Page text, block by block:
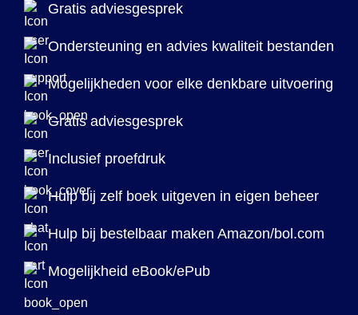
Gratis adviesgesprek
Ondersteuning en advies kwaliteit bestanden
Mogelijkheden voor elke denkbare uitvoering
Gratis adviesgesprek
Inclusief proefdruk
Hulp bij zelf boek uitgeven in eigen beheer
Hulp bij bestelbaar maken Amazon/bol.com
Mogelijkheid eBook/ePub